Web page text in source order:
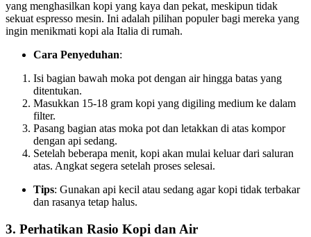
yang menghasilkan kopi yang kaya dan pekat, meskipun tidak
sekuat espresso mesin. Ini adalah pilihan populer bagi mereka yang
ingin menikmati kopi ala Italia di rumah.
Cara Penyeduhan:
Isi bagian bawah moka pot dengan air hingga batas yang
ditentukan.
Masukkan 15-18 gram kopi yang digiling medium ke dalam
filter.
Pasang bagian atas moka pot dan letakkan di atas kompor
dengan api sedang.
Setelah beberapa menit, kopi akan mulai keluar dari saluran
atas. Angkat segera setelah proses selesai.
Tips: Gunakan api kecil atau sedang agar kopi tidak terbakar
dan rasanya tetap halus.
3. Perhatikan Rasio Kopi dan Air